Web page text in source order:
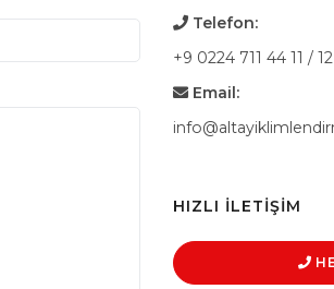
Telefon:
+9 0224 711 44 11 / 12
Email:
HIZLI İLETIŞIM